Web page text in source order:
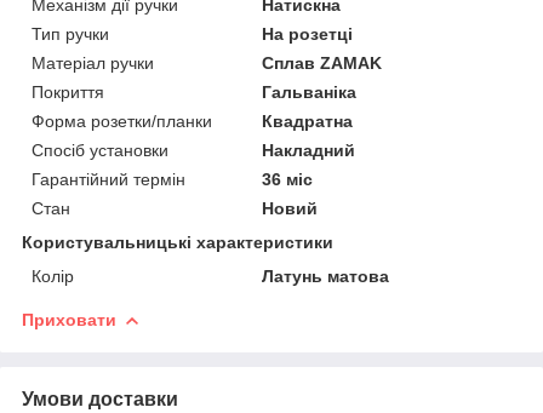
Механізм дії ручки
Натискна
Тип ручки
На розетці
Матеріал ручки
Сплав ZAMAK
Покриття
Гальваніка
Форма розетки/планки
Квадратна
Спосіб установки
Накладний
Гарантійний термін
36 міс
Стан
Новий
Користувальницькі характеристики
Колір
Латунь матова
Приховати
Умови доставки